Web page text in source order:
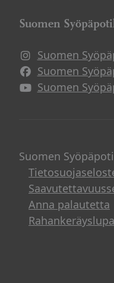
Suomen
Suomen
Suomen
Suomen
Suomen
Anna palautetta
Rahankeräyslupa